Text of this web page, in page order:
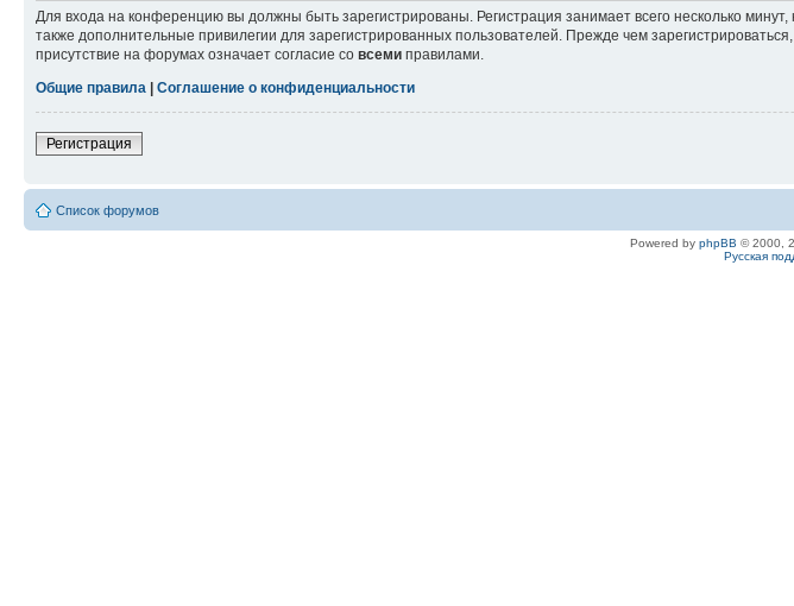
Для входа на конференцию вы должны быть зарегистрированы. Регистрация занимает всего несколько
также дополнительные привилегии для зарегистрированных пользователей. Прежде чем
присутствие на форумах означает согласие со всеми правилами.
Общие правила
Соглашение о конфиденциальности
Регистрация
Список форумов
Powered by phpBB © 2000,
Русская